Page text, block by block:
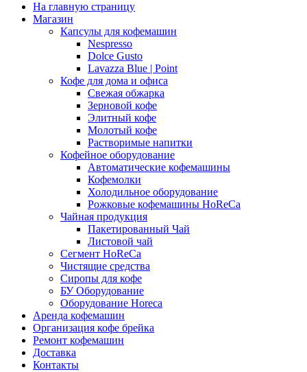
На главную страницу
Магазин
Капсулы для кофемашин
Nespresso
Dolce Gusto
Lavazza Blue | Point
Кофе для дома и офиса
Свежая обжарка
Зерновой кофе
Элитный кофе
Молотый кофе
Растворимые напитки
Кофейное оборудование
Автоматические кофемашины
Кофемолки
Холодильное оборудование
Рожковые кофемашины HoReCa
Чайная продукция
Пакетированный Чай
Листовой чай
Сегмент HoReCa
Чистящие средства
Сиропы для кофе
БУ Оборудование
Оборудование Horeca
Аренда кофемашин
Организация кофе брейка
Ремонт кофемашин
Доставка
Контакты